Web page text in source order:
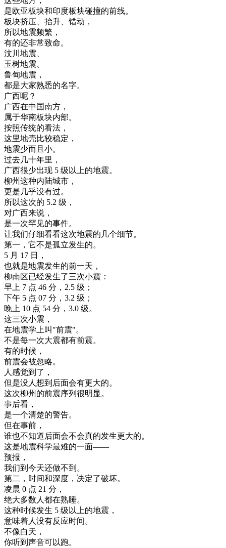
是欧亚板块和印度板块碰撞的前线。
板块挤压、 抬升、 错动 ，
所以地震频繁 ，
有的还非常致命。
汶川 地震、
玉树地震、
鲁甸地震 ，
都是大家熟悉的名字。
广西呢 ？
广西在中国南方 ，
属于华南板块内部。
按照传统的看法 ，
这里地壳比较稳定 ，
地震少而且 小。
过去几十年里 ，
广西很少出现 5 级以上的地震。
柳州这种内陆城市 ，
更是几乎没有过。
所以这次的 5.2 级 ，
对广西来说 ，
是一次罕见的事件。
让我们仔细看看这次地震的几个细节。
第一 ， 它不是孤立发生的。
5 月 17 日
，
也就是地震发生的前一天 ，
柳南区已经发生了三次小震 ：
早上 7 点 46 分 ， 2.5 级 ；
下午 5 点 07 分 ， 3.2 级 ；
晚上 10 点 54 分 ， 3.0 级。
这三次小震 ，
在地震学上叫 "前震"。
不是每一次大震都有前震。
有的时候 ，
前震会被忽略。
人感觉到了 ，
但是没人想到 后面会有更大的。
这次柳州 的前震序列 很明显。
事后看 ，
是一个清楚的警告。
但在事前 ，
谁也不知道后面会不会真的发生更大的。
这是地震科学最难的一面——
预报 ，
我们到 今天还做不到 。
第二 ， 时间和深度 ， 决定了破坏。
凌晨 0 点 21 分 ，
绝大多数人都在熟睡。
这种时候发生 5 级以上的地震 ，
意味着人没有反应时间。
不像白天 ，
你听到 声音可以跑。